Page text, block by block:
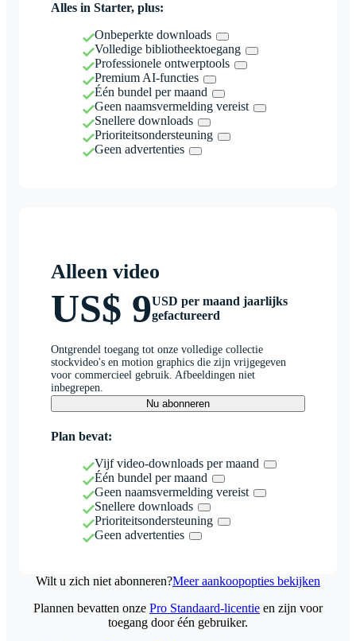
Alles in Starter, plus:
Onbeperkte downloads
Volledige bibliotheektoegang
Professionele ontwerptools
Premium AI-functies
Één bundel per maand
Geen naamsvermelding vereist
Snellere downloads
Prioriteitsondersteuning
Geen advertenties
Alleen video
US$ 9USD per maand jaarlijks
gefactureerd
Ontgrendel toegang tot onze volledige collectie
stockvideo's en motion graphics die zijn vrijgegeven
voor commercieel gebruik. Afbeeldingen niet
inbegrepen.
Nu abonneren
Plan bevat:
Vijf video-downloads per maand
Één bundel per maand
Geen naamsvermelding vereist
Snellere downloads
Prioriteitsondersteuning
Geen advertenties
Wilt u zich niet abonneren?Meer aankoopopties bekijken
Plannen bevatten onze Pro Standaard-licentie en zijn voor
toegang door één gebruiker.